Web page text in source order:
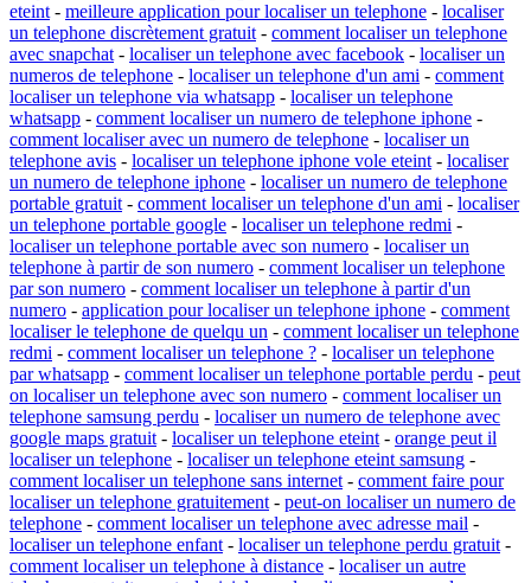
eteint - meilleure application pour localiser un telephone - localiser
un telephone discrètement gratuit - comment localiser un telephone
avec snapchat - localiser un telephone avec facebook - localiser un
numeros de telephone - localiser un telephone d'un ami - comment
localiser un telephone via whatsapp - localiser un telephone
whatsapp - comment localiser un numero de telephone iphone -
comment localiser avec un numero de telephone - localiser un
telephone avis - localiser un telephone iphone vole eteint - localiser
un numero de telephone iphone - localiser un numero de telephone
portable gratuit - comment localiser un telephone d'un ami - localiser
un telephone portable google - localiser un telephone redmi -
localiser un telephone portable avec son numero - localiser un
telephone à partir de son numero - comment localiser un telephone
par son numero - comment localiser un telephone à partir d'un
numero - application pour localiser un telephone iphone - comment
localiser le telephone de quelqu un - comment localiser un telephone
redmi - comment localiser un telephone ? - localiser un telephone
par whatsapp - comment localiser un telephone portable perdu - peut
on localiser un telephone avec son numero - comment localiser un
telephone samsung perdu - localiser un numero de telephone avec
google maps gratuit - localiser un telephone eteint - orange peut il
localiser un telephone - localiser un telephone eteint samsung -
comment localiser un telephone sans internet - comment faire pour
localiser un telephone gratuitement - peut-on localiser un numero de
telephone - comment localiser un telephone avec adresse mail -
localiser un telephone enfant - localiser un telephone perdu gratuit -
comment localiser un telephone à distance - localiser un autre